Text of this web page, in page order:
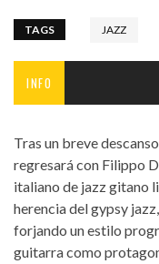
TAGS JAZZ
INFO
Tras un breve
regresará con Filippo
italiano de jazz gitano
herencia del gypsy
forjando un estilo
guitarra como